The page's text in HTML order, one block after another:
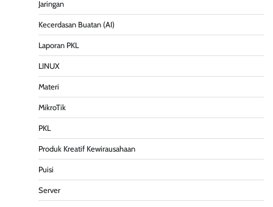
Jaringan
Kecerdasan Buatan (AI)
Laporan PKL
LINUX
Materi
MikroTik
PKL
Produk Kreatif Kewirausahaan
Puisi
Server